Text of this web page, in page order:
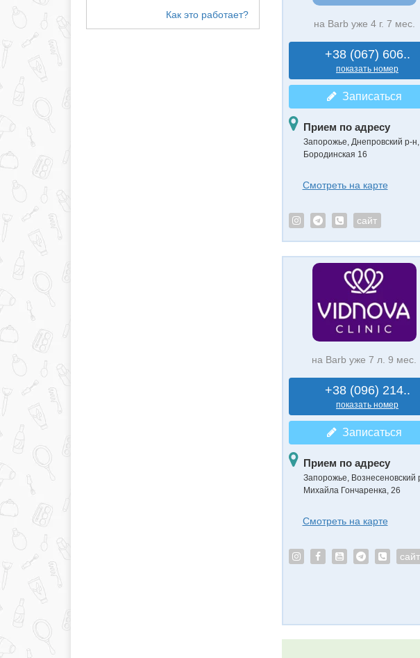
на Barb уже 4 г. 7 мес.
+38 (067) 606..
показать номер
Записаться
Прием по адресу
Запорожье, Днепровский р-н,
Бородинская 16
Смотреть на карте
сайт
на Barb уже 7 л. 9 мес.
+38 (096) 214..
показать номер
Записаться
Прием по адресу
Запорожье, Вознесеновский
Михайла Гончаренка, 26
Смотреть на карте
сайт